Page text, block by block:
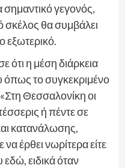
σημαντικό γεγονός,
σκέλος θα συμβάλει
εξωτερικό.
ότι η μέση διάρκεια
όπως το συγκεκριμένο
Θεσσαλονίκη οι
ή πέντε σε
κατανάλωσης,
έρθει νωρίτερα είτε
εδώ, ειδικά όταν